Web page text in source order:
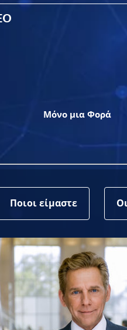
Μόνο μια Φορά
Ποιοι είμαστε